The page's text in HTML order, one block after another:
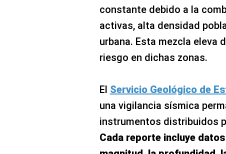
constante debido a la
activas, alta densidad
urbana. Esta mezcla eleva
riesgo en dichas zonas.
El Servicio Geológico de
una vigilancia sísmica
instrumentos distribuidos
Cada reporte incluye